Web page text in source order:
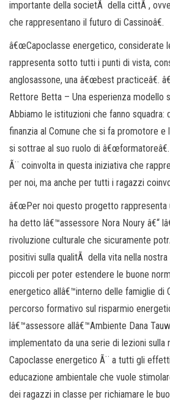
importante della societÃ della cittÃ ,
che rappresentano il futuro di Cassinoâ€.
â€œCapoclasse energetico, considerate
rappresenta sotto tutti i punti di vista,
anglosassone, una â€œbest practiceâ€.
Rettore Betta – Una esperienza modello
Abbiamo le istituzioni che fanno squadra:
finanzia al Comune che si fa promotore
si sottrae al suo ruolo di
Ã¨ coinvolta in questa iniziativa che
per noi, ma anche per tutti i ragazzi
â€œPer noi questo progetto rappresenta
ha detto lâ€™assessore Nora Noury â€“
rivoluzione culturale che sicuramente
positivi sulla qualitÃ della vita nella
piccoli per poter estendere le buone
energetico allâ€™interno delle famiglie di
percorso formativo sul risparmio
lâ€™assessore allâ€™Ambiente Dana
implementato da una serie di lezioni
Capoclasse energetico Ã¨ a tutti gli
educazione ambientale che vuole
dei ragazzi in classe per richiamare le